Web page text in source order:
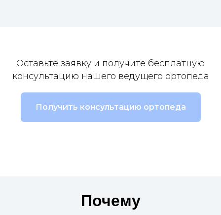
Оставьте заявку и получите бесплатную
консультацию нашего ведущего ортопеда
Получить консультацию ортопеда
Почему